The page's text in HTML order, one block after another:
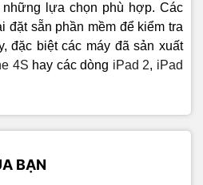
lựa chọn phù hợp. Các
đặt sẵn phần mềm để kiểm tra
đặc biệt các máy đã sản xuất
4S hay các dòng iPad 2, iPad
BẠN